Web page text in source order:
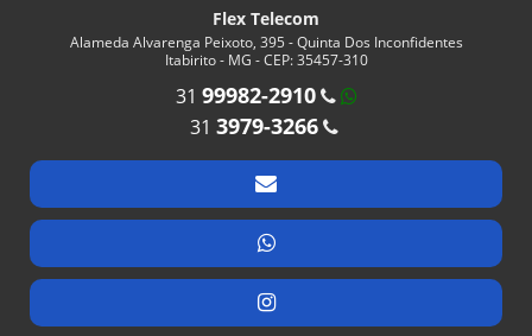
Flex Telecom
Alameda Alvarenga Peixoto, 395 - Quinta Dos Inconfidentes
Itabirito - MG - CEP: 35457-310
31 99982-2910
31 3979-3266